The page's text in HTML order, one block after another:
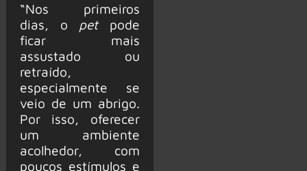
“Nos primeiros
dias, o pet pode
ficar mais
assustado ou
retraído,
especialmente se
veio de um abrigo.
Por isso, oferecer
um ambiente
acolhedor, com
poucos estímulos e